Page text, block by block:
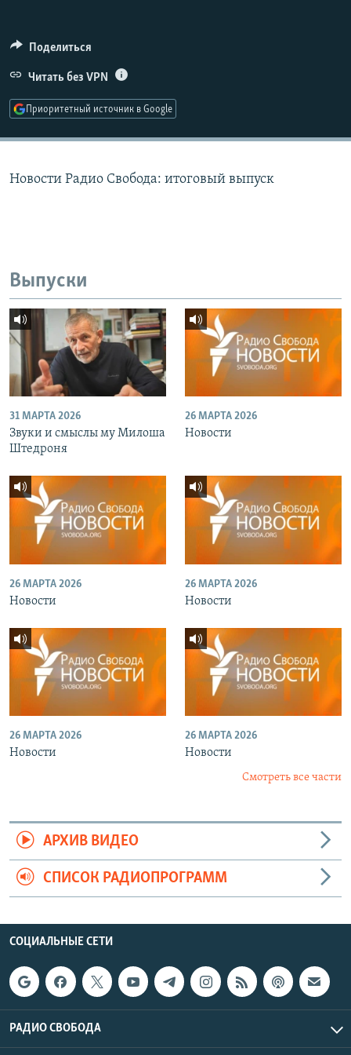
ПОДПИШИТЕСЬ НА РАССЫЛКУ
СОЦИАЛЬНЫЕ СЕТИ
Поделиться
Читать без VPN
Приоритетный источник в Google
Новости Радио Свобода: итоговый выпуск
Выпуски
31 МАРТА 2026
Звуки и смыслы му Милоша
Штедроня
26 МАРТА 2026
Новости
26 МАРТА 2026
Новости
26 МАРТА 2026
Новости
26 МАРТА 2026
Новости
26 МАРТА 2026
Новости
Смотреть все части
АРХИВ ВИДЕО
СПИСОК РАДИОПРОГРАММ
СОЦИАЛЬНЫЕ СЕТИ
РАДИО СВОБОДА